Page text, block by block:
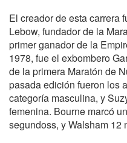
El creador de esta carrera
Lebow, fundador de la
primer ganador de la
1978, fue el exbombero
de la primera Maratón de
pasada edición fueron los
categoría masculina, y
femenina. Bourne marcó
segundoss, y Walsham 12